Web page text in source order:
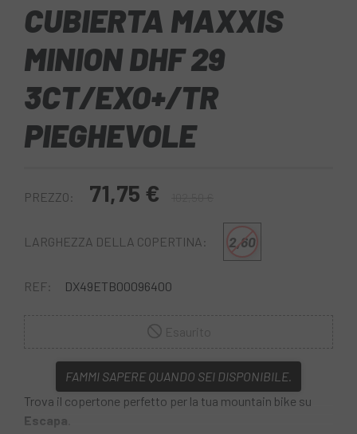
CUBIERTA MAXXIS
MINION DHF 29
3CT/EXO+/TR
PIEGHEVOLE
PREZZO: 71,75 €
LARGHEZZA DELLA COPERTINA: 2,60
REF: DX49ETB00096400
FAMMI SAPERE QUANDO SEI DISPONIBILE.
Trova il copertone perfetto per la tua mountain bike su
Escapa